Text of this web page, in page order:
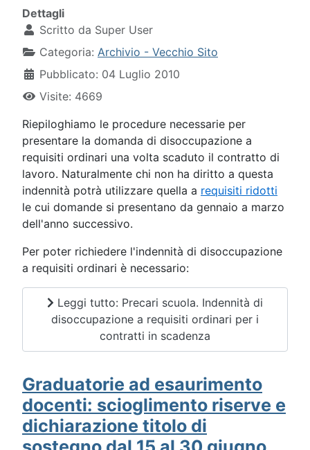
Dettagli
Scritto da Super User
Categoria: Archivio - Vecchio Sito
Pubblicato: 04 Luglio 2010
Visite: 4669
Riepiloghiamo le procedure necessarie per
presentare la domanda di disoccupazione a
requisiti ordinari una volta scaduto il contratto di
lavoro. Naturalmente chi non ha diritto a questa
indennità potrà utilizzare quella a requisiti ridotti
le cui domande si presentano da gennaio a marzo
dell'anno successivo.
Per poter richiedere l'indennità di disoccupazione
a requisiti ordinari è necessario:
Leggi tutto: Precari scuola. Indennità di
disoccupazione a requisiti ordinari per i
contratti in scadenza
Graduatorie ad esaurimento
docenti: scioglimento riserve e
dichiarazione titolo di